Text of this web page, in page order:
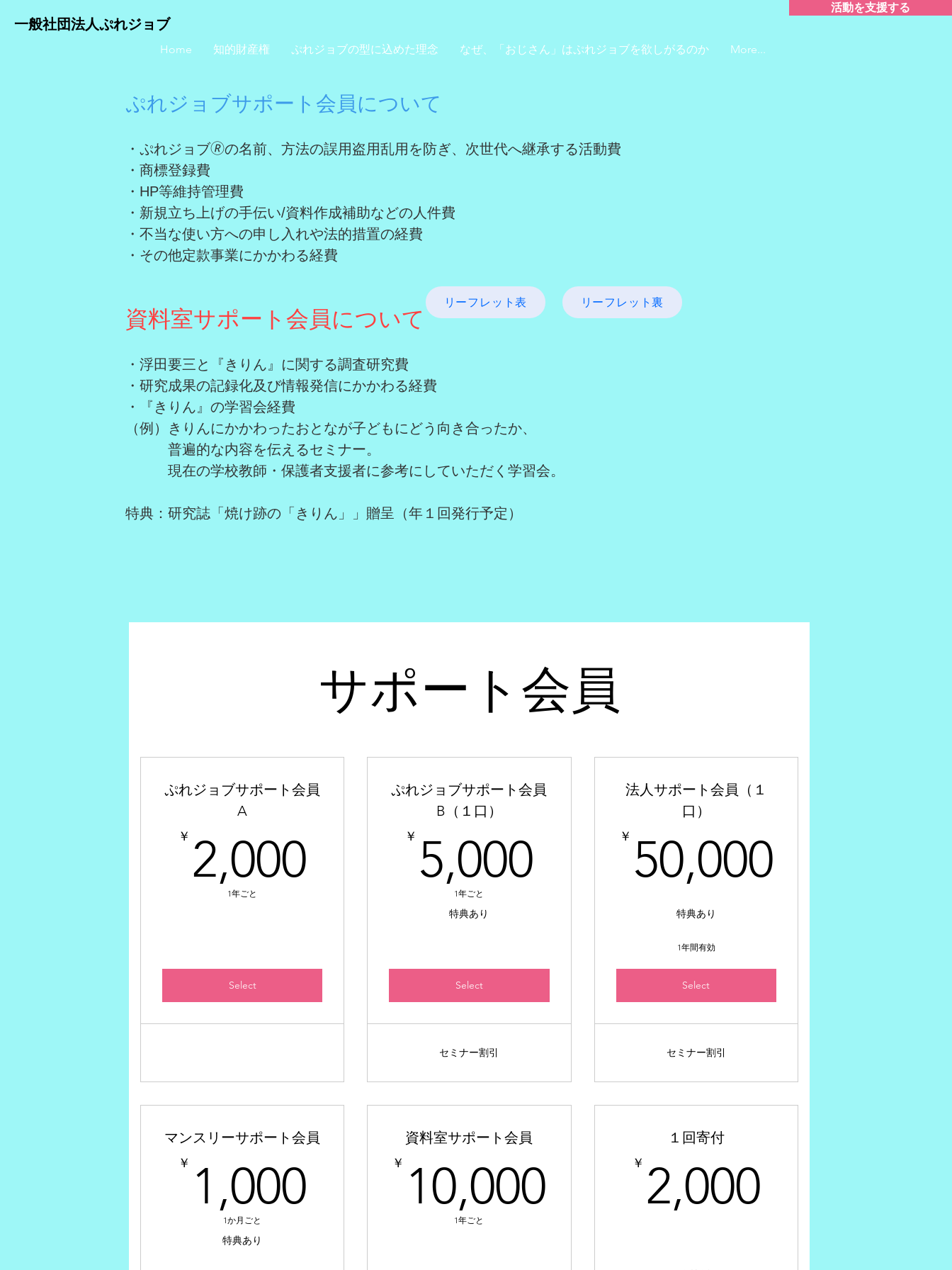
一般社団法人ぷれジョブ
活動を支援する
Home 知的財産権 ぷれジョブの型に込めた理念 なぜ、「おじさん」はぷれジョブを欲しがるのか More...
ぷれジョブサポート会員について
・ ぷれジョブ🄬の名前、方法の誤用盗用乱用を防ぎ、次世代へ継承する活動費
・商標登録費
・HP等維持管理費
・新規立ち上げの手伝い/資料作成補助などの人件費
・不当な使い方への申し入れや法的措置の経費
・その他定款事業にかかわる経費
資料室サポート会員について
・浮田要三と
『きりん』に関する調査研究費
・研究成果の記録化及び情報発信にかかわる経費
・『きりん』の学習会経費
（例）きりんにかかわったおとなが子どもにどう向き合ったか、
普遍的な内容を伝えるセミナー。
現在の学校教師・保護者支援者に参考にしていただく学習会。
特典：研究誌「焼け跡の「きりん」」贈呈（年１ 回発行予定）
リーフレット表 リーフレット裏
サポート会員
ぷれジョブサポート会員
A
￥ 2,000 2,000￥
1年ごと
Select
ぷれジョブサポート会員
B（１口）
￥ 5,000 5,000￥
1年ごと
特典あり
Select
セミナー割引
法人サポート会員（１
口）
￥ 50,000
特典あり
1年間有効
Select
セミナー割引
マンスリーサポート会員
￥ 1,000 1,000￥
1か月ごと
特典あり
資料室サポート会員
￥ 10,000 10,000￥
1年ごと
１回寄付
￥ 2,000